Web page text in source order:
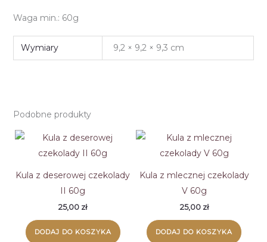
Waga min.: 60g
Wymiary 9,2 × 9,2 × 9,3 cm
Podobne produkty
Kula z deserowej czekolady
II 60g
25,00 zł
DODAJ DO KOSZYKA
Kula z mlecznej czekolady
V 60g
25,00 zł
DODAJ DO KOSZYKA